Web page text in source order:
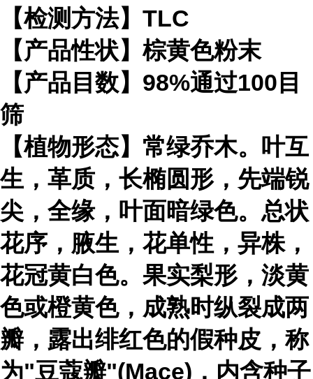
【检测方法】TLC
【产品性状】棕黄色粉末
【产品目数】98%通过100目
筛
【植物形态】常绿乔木。叶互
生，革质，长椭圆形，先端锐
尖，全缘，叶面暗绿色。总状
花序，腋生，花单性，异株，
花冠黄白色。果实梨形，淡黄
色或橙黄色，成熟时纵裂成两
瓣，露出绯红色的假种皮，称
为"豆蔻瓣"(Mace)，内含种子